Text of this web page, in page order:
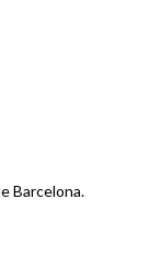
Barcelona.